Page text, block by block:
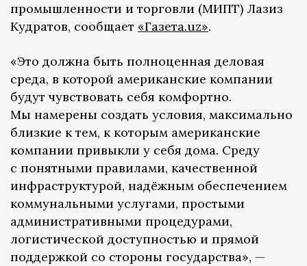
промышленности и торговли (МИПТ) Лазиз
Кудратов, сообщает «Газета.uz».
«Это должна быть полноценная деловая
среда, в которой американские компании
будут чувствовать себя комфортно.
Мы намерены создать условия, максимально
близкие к тем, к которым американские
компании привыкли у себя дома. Среду
с понятными правилами, качественной
инфраструктурой, надёжным обеспечением
коммунальными услугами, простыми
административными процедурами,
логистической доступностью и прямой
поддержкой со стороны государства», —